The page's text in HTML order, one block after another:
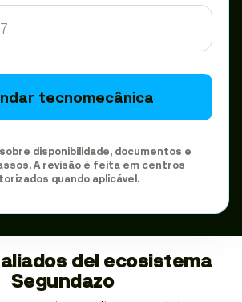
tecnomecânica
disponibilidade, documentos e
A revisão é feita em centros
quando aplicável.
del ecosistema
Segundazo